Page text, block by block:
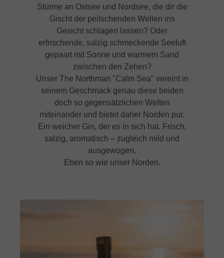
Stürme an Ostsee und Nordsee, die dir die
Gischt der peitschenden Wellen ins
Gesicht schlagen lassen? Oder
erfrischende, salzig schmeckende Seeluft
gepaart mit Sonne und warmem Sand
zwischen den Zehen?
Unser The Northman "Calm Sea" vereint in
seinem Geschmack genau diese beiden
doch so gegensätzlichen Welten
miteinander und bietet daher Norden pur.
Ein weicher Gin, der es in sich hat. Frisch,
salzig, aromatisch – zugleich mild und
ausgewogen.
Eben so wie unser Norden.